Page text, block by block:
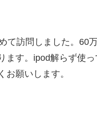
て訪問しました。60
ます。ipod解らず使
お願いします。